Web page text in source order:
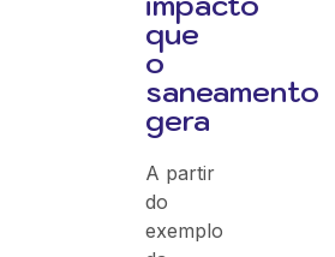
que
o
saneamento
gera
A partir
do
exemplo